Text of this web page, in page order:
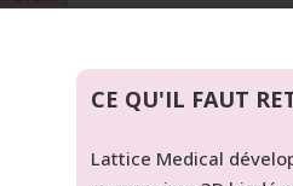
CE QU'IL FAUT
Lattice Medical